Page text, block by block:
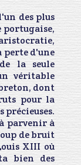
des plus
perte d'une
la seule
véritable
dont
pour la
précieuses.
parvenir à
de bruit
XIII où
bien des